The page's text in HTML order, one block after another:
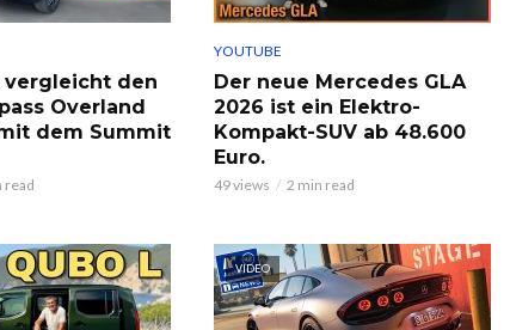
vergleicht den
Overland
dem Summit
read
YOUTUBE
Der neue Mercedes GLA
2026 ist ein Elektro-
Kompakt-SUV ab 48.600
Euro.
49 views 2 min read
VIDEO